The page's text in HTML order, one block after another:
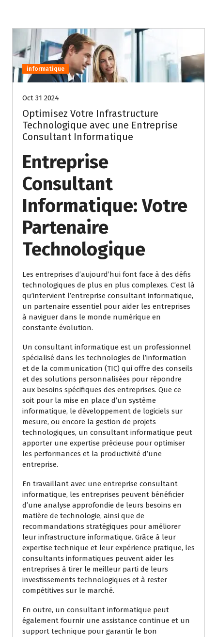
informatique
Oct 31 2024
Optimisez Votre Infrastructure
Technologique avec une Entreprise
Consultant Informatique
Entreprise
Consultant
Informatique: Votre
Partenaire
Technologique
Les entreprises d’aujourd’hui font face à des défis
technologiques de plus en plus complexes. C’est là
qu’intervient l’entreprise consultant informatique,
un partenaire essentiel pour aider les entreprises
à naviguer dans le monde numérique en
constante évolution.
Un consultant informatique est un professionnel
spécialisé dans les technologies de l’information
et de la communication (TIC) qui offre des conseils
et des solutions personnalisées pour répondre
aux besoins spécifiques des entreprises. Que ce
soit pour la mise en place d’un système
informatique, le développement de logiciels sur
mesure, ou encore la gestion de projets
technologiques, un consultant informatique peut
apporter une expertise précieuse pour optimiser
les performances et la productivité d’une
entreprise.
En travaillant avec une entreprise consultant
informatique, les entreprises peuvent bénéficier
d’une analyse approfondie de leurs besoins en
matière de technologie, ainsi que de
recommandations stratégiques pour améliorer
leur infrastructure informatique. Grâce à leur
expertise technique et leur expérience pratique, les
consultants informatiques peuvent aider les
entreprises à tirer le meilleur parti de leurs
investissements technologiques et à rester
compétitives sur le marché.
En outre, un consultant informatique peut
également fournir une assistance continue et un
support technique pour garantir le bon